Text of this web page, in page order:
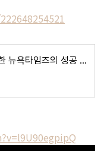
디지털 생태계로 전환한 뉴욕타임즈의 성공 비결 (ft.MKYU)